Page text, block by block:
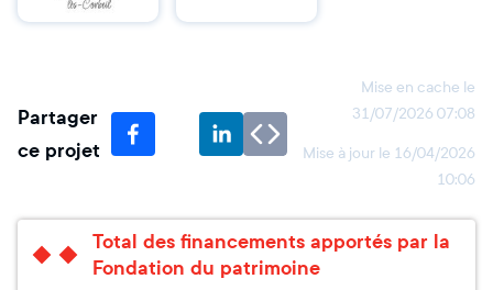
Partager
ce projet
Mise en cache le
31/07/2026 07:08
Mise à jour le 16/04/2026
10:06
Total des financements apportés par la
Fondation du patrimoine